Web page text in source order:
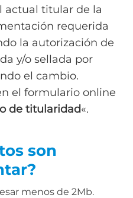
actual titular de la
requerida
la autorización de
y/o sellada por
el cambio.
el formulario online
de titularidad«.
son
menos de 2Mb.